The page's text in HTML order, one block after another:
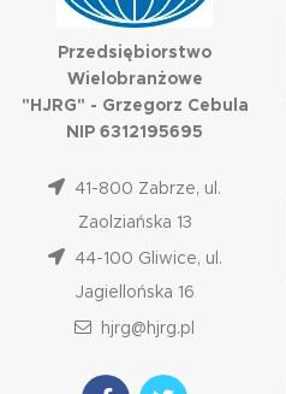
Przedsiębiorstwo
Wielobranżowe
"HJRG" - Grzegorz Cebula
NIP 6312195695
41-800 Zabrze, ul.
Zaolziańska 13
44-100 Gliwice, ul.
Jagiellońska 16
hjrg@hjrg.pl